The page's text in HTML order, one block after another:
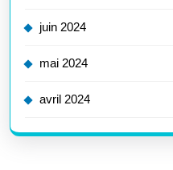
juin 2024
mai 2024
avril 2024